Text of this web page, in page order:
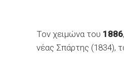
Τον χειμώνα του 1886
νέας Σπάρτης (1834),